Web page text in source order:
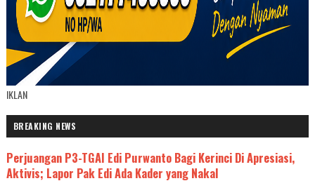
IKLAN
BREAKING NEWS
Perjuangan P3-TGAI Edi Purwanto Bagi Kerinci Di Apresiasi,
Aktivis; Lapor Pak Edi Ada Kader yang Nakal